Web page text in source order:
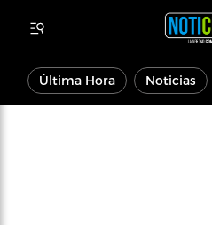
Última Hora Noticias